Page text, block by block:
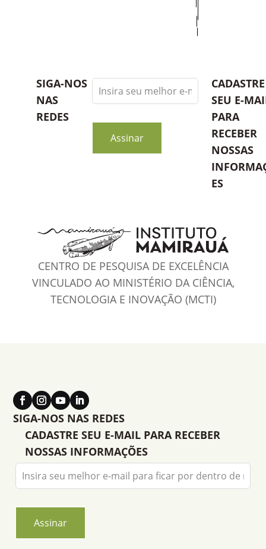
SIGA-NOS
NAS
REDES
Leave
this
blank
Assinar
CADASTRE
SEU E-
PARA
RECEBER
NOSSAS
ES
CENTRO DE PESQUISA DE EXCELÊNCIA
VINCULADO AO MINISTÉRIO DA CIÊNCIA,
TECNOLOGIA E INOVAÇÃO (MCTI)
SIGA-NOS NAS REDES
CADASTRE SEU E-MAIL PARA RECEBER
NOSSAS INFORMAÇÕES
Leave
this
blank
Assinar